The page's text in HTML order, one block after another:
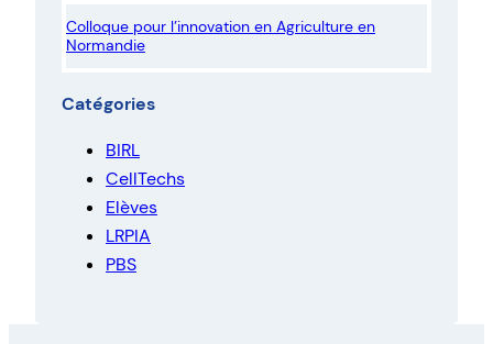
Colloque pour l’innovation en Agriculture en
Normandie
Catégories
BIRL
CellTechs
Elèves
LRPIA
PBS